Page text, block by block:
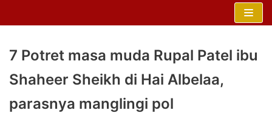
7 Potret masa muda Rupal Patel ibu
Shaheer Sheikh di Hai Albelaa,
parasnya manglingi pol